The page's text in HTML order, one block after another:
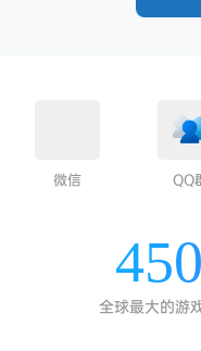
微信 QQ
全球最大的游